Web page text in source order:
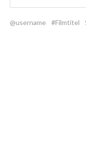
@username #Filmtitel